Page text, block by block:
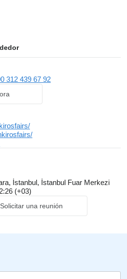
312 439 67 92
İstanbul, İstanbul Fuar Merkezi
(+03)
Solicitar una reunión